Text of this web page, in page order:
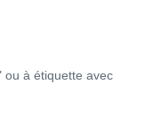
ou à étiquette avec